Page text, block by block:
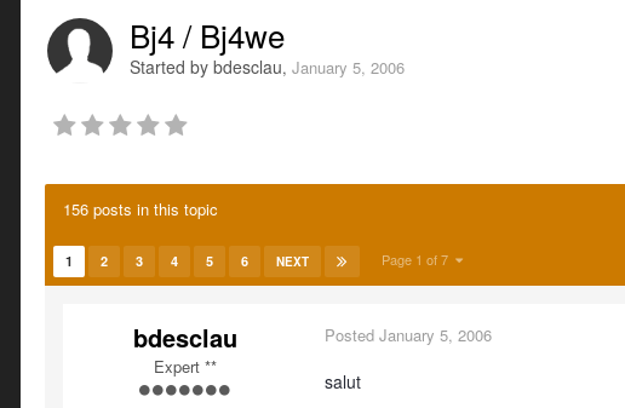
Bj4 / Bj4we
Started by bdesclau, January 5, 2006
156 posts in this topic
1 2 3 4 5 6 NEXT Page 1 of 7
bdesclau
Expert **
Posted January 5, 2006
salut